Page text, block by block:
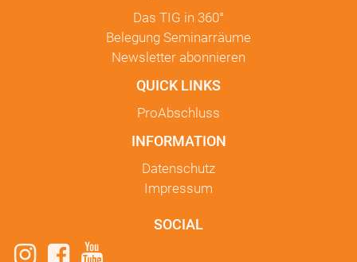
Das TIG in 360°
Belegung Seminarräume
Newsletter abonnieren
QUICK LINKS
ProAbschluss
INFORMATION
Datenschutz
Impressum
SOCIAL